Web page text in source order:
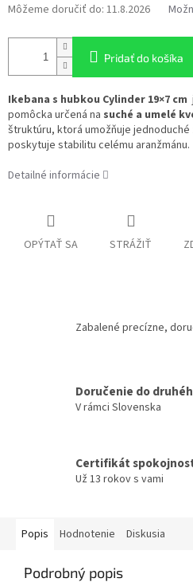
Môžeme doručiť do: 11.8.2026
Pridať do košíka
Ikebana s hubkou Cylinder 19×7 cm
pomôcka určená na suché a umelé
štruktúru, ktorá umožňuje
poskytuje stabilitu celému aranžmánu.
Detailné informácie
OPÝTAŤ SA STRÁŽIŤ
Zabalené precízne,
Doručenie do
V rámci Slovenska
Certifikát spokojnosti
Už 13 rokov s vami
Popis Hodnotenie Diskusia
Podrobný popis